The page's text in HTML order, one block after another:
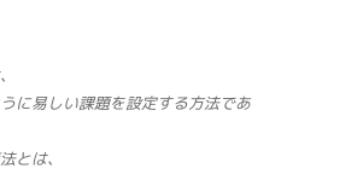
に易しい課題を設定する方法であ
とは、